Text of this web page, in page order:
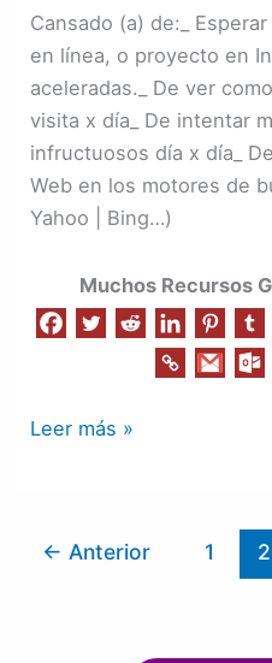
Cansado (a) de:_
en línea, o proyecto en
aceleradas._ De ver
visita x día_ De intentar
infructuosos día x día_
Web en los motores de
Yahoo | Bing…)
Muchos Recursos
Leer más »
← Anterior 1 2